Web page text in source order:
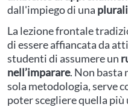
dall'impiego di una
La lezione frontale
di essere affiancata da
studenti di assumere un
nell’imparare. Non basta
sola metodologia, serve
poter scegliere quella